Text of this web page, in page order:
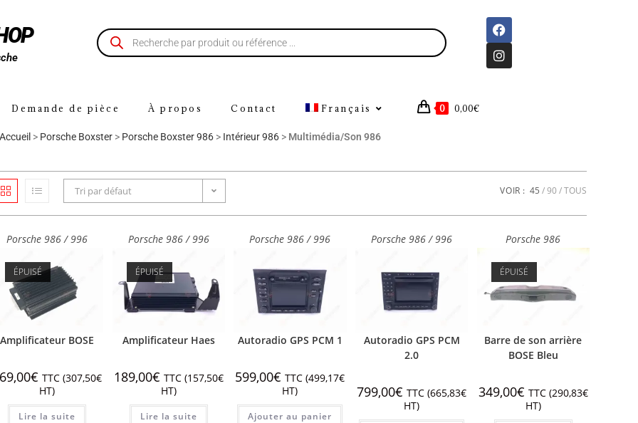
Demande de pièce À propos Contact Français 0 0,00€
Accueil > Porsche Boxster > Porsche Boxster 986 > Intérieur 986 > Multimédia/Son 986
Tri par défaut VOIR : 45 90 TOUS
Porsche 986 / 996
ÉPUISÉ
Amplificateur BOSE
€ TTC (307,50€
HT)
Lire la suite
Porsche 986 / 996
ÉPUISÉ
Amplificateur Haes
189,00€ TTC (157,50€
HT)
Lire la suite
Porsche 986 / 996
Autoradio GPS PCM 1
599,00€ TTC (499,17€
HT)
Ajouter au panier
Porsche 986 / 996
Autoradio GPS PCM
2.0
799,00€ TTC (665,83€
HT)
Porsche 986
ÉPUISÉ
Barre de son arrière
BOSE Bleu
349,00€ TTC (290,83€
HT)